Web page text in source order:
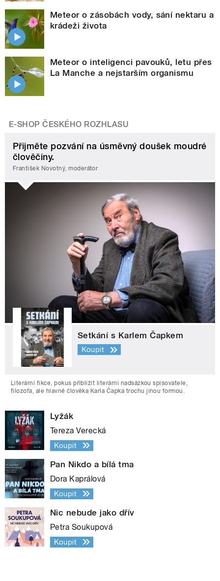
Meteor o zásobách vody, sání nektaru a
krádeži života
Meteor o inteligenci pavouků, letu přes
La Manche a nejstarším organismu
E-SHOP ČESKÉHO ROZHLASU
Přijměte pozvání na úsměvný doušek moudré
člověčiny.
František Novotný, moderátor
Setkání s Karlem Čapkem
Koupit
Literární fikce, pokus přiblížit literární nadsázkou spisovatele,
filozofa, ale hlavně člověka Karla Čapka trochu jinou formou.
Lyžák
Tereza Verecká
Koupit
Pan Nikdo a bílá tma
Dora Kaprálová
Koupit
Nic nebude jako dřív
Petra Soukupová
Koupit